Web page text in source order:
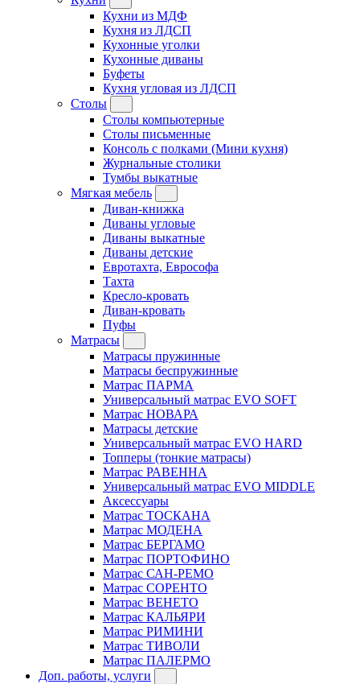
Кухни из МДФ
Кухня из ЛДСП
Кухонные уголки
Кухонные диваны
Буфеты
Кухня угловая из ЛДСП
Столы
Столы компьютерные
Столы письменные
Консоль с полками (Мини кухня)
Журнальные столики
Тумбы выкатные
Мягкая мебель
Диван-книжка
Диваны угловые
Диваны выкатные
Диваны детские
Евротахта, Еврософа
Тахта
Кресло-кровать
Диван-кровать
Пуфы
Матрасы
Матрасы пружинные
Матрасы беспружинные
Матрас ПАРМА
Универсальный матрас EVO SOFT
Матрас НОВАРА
Матрасы детские
Универсальный матрас EVO HARD
Топперы (тонкие матрасы)
Матрас РАВЕННА
Универсальный матрас EVO MIDDLE
Аксессуары
Матрас ТОСКАНА
Матрас МОДЕНА
Матрас БЕРГАМО
Матрас ПОРТОФИНО
Матрас САН-РЕМО
Матрас СОРЕНТО
Матрас ВЕНЕТО
Матрас КАЛЬЯРИ
Матрас РИМИНИ
Матрас ТИВОЛИ
Матрас ПАЛЕРМО
Доп. работы, услуги